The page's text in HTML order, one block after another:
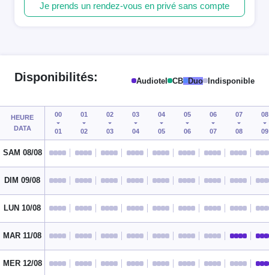
Je prends un rendez-vous en privé sans compte
Disponibilités: Audiotel CB Duo Indisponible
HEURE
DATA
00
01
01
02
02
03
03
04
04
05
05
06
06
07
07
08
08
09
SAM 08/08
DIM 09/08
LUN 10/08
MAR 11/08
MER 12/08